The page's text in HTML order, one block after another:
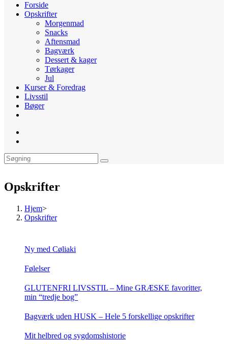
Forside
Opskrifter
Morgenmad
Snacks
Aftensmad
Bagværk
Dessert & kager
Tørkager
Jul
Kurser & Foredrag
Livsstil
Bøger
Opskrifter
Hjem>
Opskrifter
Ny med Cøliaki
Følelser
GLUTENFRI LIVSSTIL – Mine GRÆSKE favoritter,
min “tredje bog”
Bagværk uden HUSK – Hele 5 forskellige opskrifter
Mit helbred og sygdomshistorie